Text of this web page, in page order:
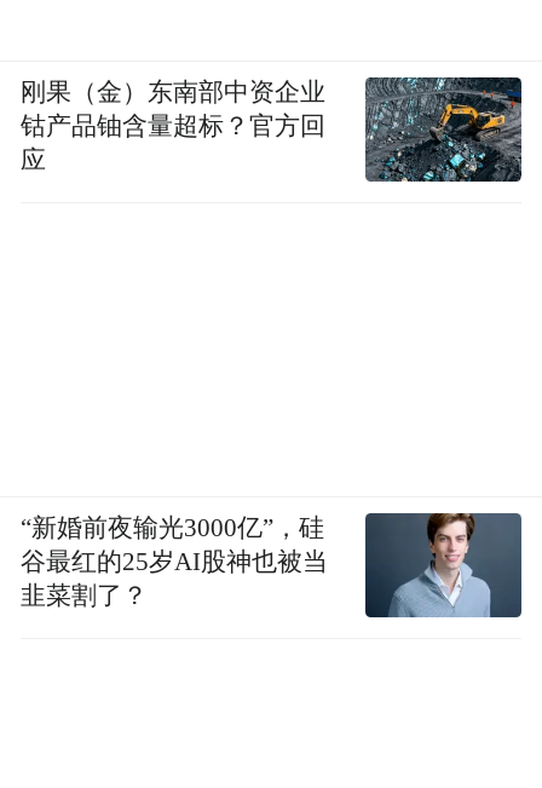
刚果（金）东南部中资企业
钴产品铀含量超标？官方回
应
“新婚前夜输光3000亿”，硅
谷最红的25岁AI股神也被当
韭菜割了？